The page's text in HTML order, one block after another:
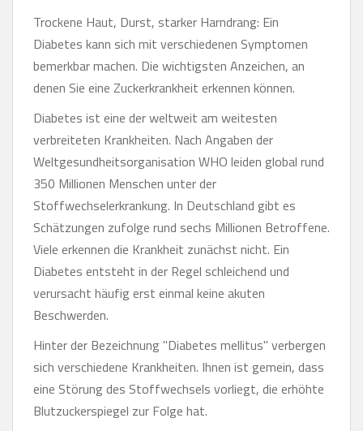
Trockene Haut, Durst, starker Harndrang: Ein
Diabetes kann sich mit verschiedenen Symptomen
bemerkbar machen. Die wichtigsten Anzeichen, an
denen Sie eine Zuckerkrankheit erkennen können.
Diabetes ist eine der weltweit am weitesten
verbreiteten Krankheiten. Nach Angaben der
Weltgesundheitsorganisation WHO leiden global rund
350 Millionen Menschen unter der
Stoffwechselerkrankung. In Deutschland gibt es
Schätzungen zufolge rund sechs Millionen Betroffene.
Viele erkennen die Krankheit zunächst nicht. Ein
Diabetes entsteht in der Regel schleichend und
verursacht häufig erst einmal keine akuten
Beschwerden.
Hinter der Bezeichnung "Diabetes mellitus" verbergen
sich verschiedene Krankheiten. Ihnen ist gemein, dass
eine Störung des Stoffwechsels vorliegt, die erhöhte
Blutzuckerspiegel zur Folge hat.